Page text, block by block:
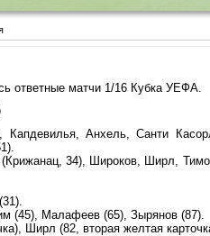
ответные матчи 1/16 Кубка УЕФА.
Капдевилья, Анхель, Санти
34), Широков, Ширл,
(45), Малафеев (65), Зырянов (87).
Ширл (82, вторая желтая